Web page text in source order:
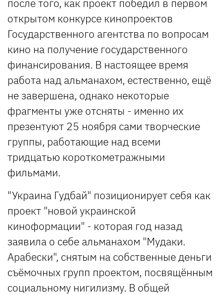
после того, как проект победил в первом
открытом конкурсе кинопроектов
Государственного агентства по вопросам
кино на получение государственного
финансирования. В настоящее время
работа над альманахом, естественно, ещё
не завершена, однако некоторые
фрагменты уже отсняты - именно их
презентуют 25 ноября сами творческие
группы, работающие над всеми
тридцатью короткометражными
фильмами.
"Украина Гудбай" позиционирует себя как
проект "новой украинской
киноформации" - которая год назад
заявила о себе альманахом "Мудаки.
Арабески", снятым на собственные деньги
съёмочных групп проектом, посвящённым
социальному нигилизму. В общей